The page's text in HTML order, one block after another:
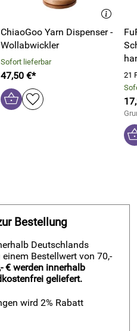
ChiaoGoo Yarn Dispenser -
Wollabwickler
Sofort lieferbar
47,50 €*
21
Bestellung
Deutschlands
Bestellwert von 70,-
€ werden innerhalb
geliefert.
wird 2% Rabatt